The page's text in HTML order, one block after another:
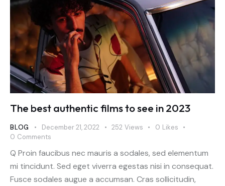
The best authentic films to see in 2023
BLOG December 21, 2022 252 Views 0 Likes
0 Comments
Q Proin faucibus nec mauris a sodales, sed elementum
mi tincidunt. Sed eget viverra egestas nisi in consequat.
Fusce sodales augue a accumsan. Cras sollicitudin,